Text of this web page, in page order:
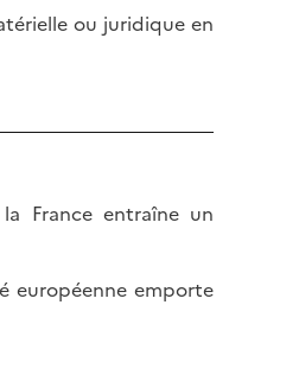
ou juridique en
France entraîne un
européenne emporte